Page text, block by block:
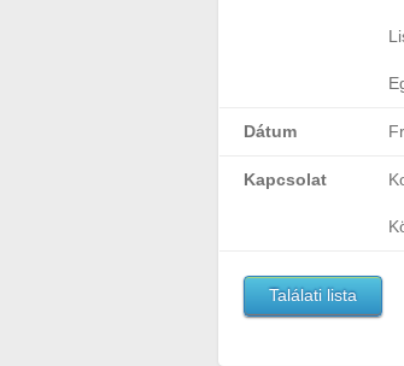
Dátum
Kapcsolat
Találati lista